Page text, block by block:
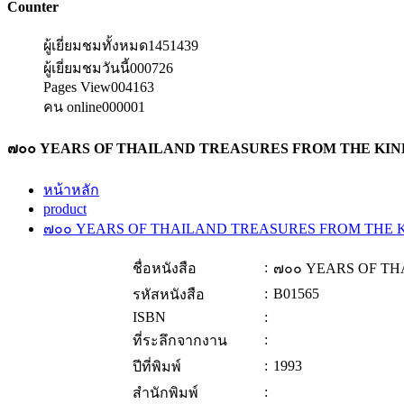
Counter
ผู้เยี่ยมชมทั้งหมด1451439
ผู้เยี่ยมชมวันนี้000726
Pages View004163
คน online000001
๗๐๐ YEARS OF THAILAND TREASURES FROM THE
หน้าหลัก
product
๗๐๐ YEARS OF THAILAND TREASURES FROM THE
ชื่อหนังสือ : ๗๐๐ YEARS OF
รหัสหนังสือ
: B01565
ISBN
:
ที่ระลึกจากงาน
:
ปีที่พิมพ์
: 1993
สำนักพิมพ์
: